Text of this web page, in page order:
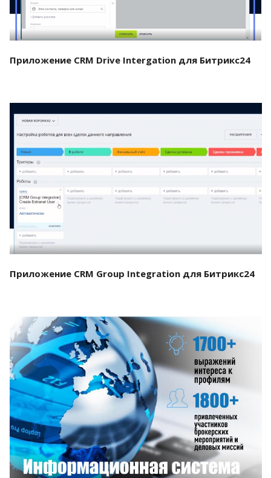
Приложение CRM Drive Intergation для Битрикс24
Смотреть проект
Приложение CRM Group Integration для Битрикс24
Смотреть проект